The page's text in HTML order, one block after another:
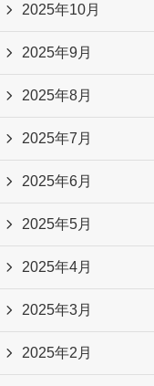
2025年10月
2025年9月
2025年8月
2025年7月
2025年6月
2025年5月
2025年4月
2025年3月
2025年2月